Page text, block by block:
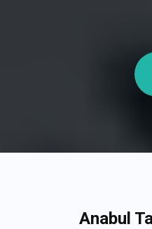
Anabul